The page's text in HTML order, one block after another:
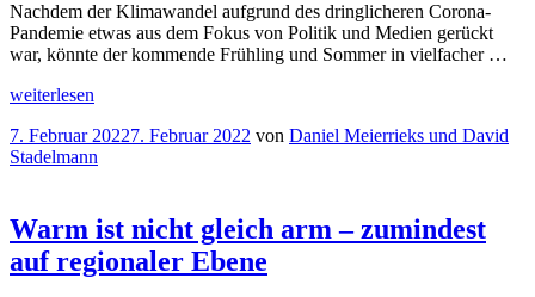
Nachdem der Klimawandel aufgrund des dringlicheren Corona-
Pandemie etwas aus dem Fokus von Politik und Medien gerückt
war, könnte der kommende Frühling und Sommer in vielfacher …
„Wärmer
nicht
immer
Temperatur
und
Wirtschaftswachstum
weiterlesen
Veröffentlicht
am
7. Februar 20227. Februar 2022 von Daniel Meierrieks und David
Stadelmann
Warm ist nicht gleich arm – zumindest
auf regionaler Ebene